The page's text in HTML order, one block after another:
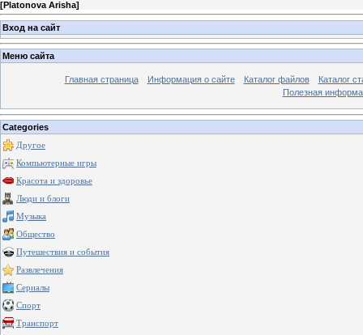
[Platonova Arisha]
Вход на сайт
Меню сайта
Главная страница Информация о сайте Каталог файлов
Каталог
Полезная
Categories
Другое
Компьютерные игры
Красота и здоровье
Люди и блоги
Музыка
Общество
Путешествия и события
Развлечения
Сериалы
Спорт
Транспорт